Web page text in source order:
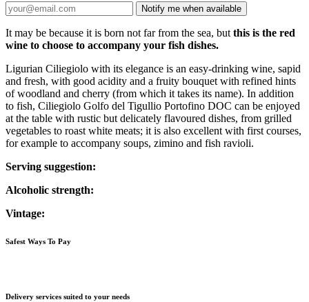
Notify me when available
It may be because it is born not far from the sea, but this is the red
wine to choose to accompany your fish dishes.
Ligurian Ciliegiolo with its elegance is an easy-drinking wine, sapid
and fresh, with good acidity and a fruity bouquet with refined hints
of woodland and cherry (from which it takes its name). In addition
to fish, Ciliegiolo Golfo del Tigullio Portofino DOC can be enjoyed
at the table with rustic but delicately flavoured dishes, from grilled
vegetables to roast white meats; it is also excellent with first courses,
for example to accompany soups, zimino and fish ravioli.
Serving suggestion:
Alcoholic strength:
Vintage:
Safest Ways To Pay
Delivery services suited to your needs